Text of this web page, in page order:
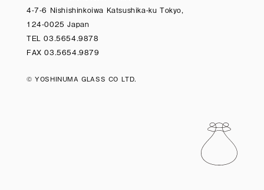
4-7-6 Nishishinkoiwa Katsushika-ku Tokyo,
124-0025 Japan
TEL 03.5654.9878
FAX 03.5654.9879
© YOSHINUMA GLASS CO LTD.